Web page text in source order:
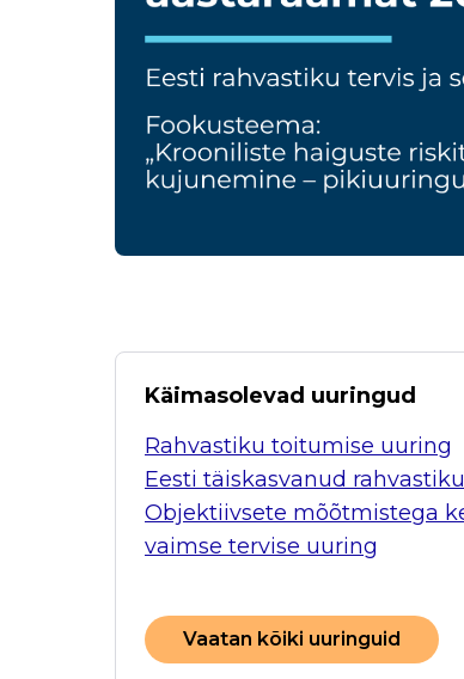
Käimasolevad uuringud
Rahvastiku toitumise uuring
Eesti täiskasvanud
Objektiivsete mõõtmistega
vaimse tervise uuring
Vaatan kõiki uuringuid